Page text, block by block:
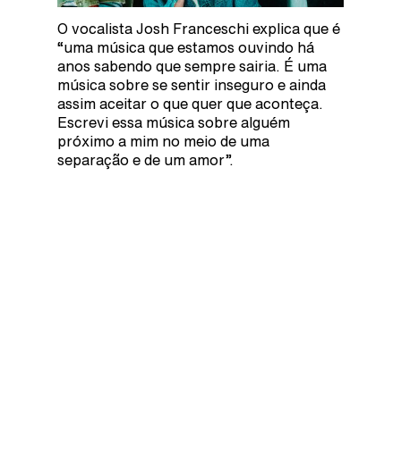
O vocalista Josh Franceschi explica que é
“uma música que estamos ouvindo há
anos sabendo que sempre sairia. É uma
música sobre se sentir inseguro e ainda
assim aceitar o que quer que aconteça.
Escrevi essa música sobre alguém
próximo a mim no meio de uma
separação e de um amor”.